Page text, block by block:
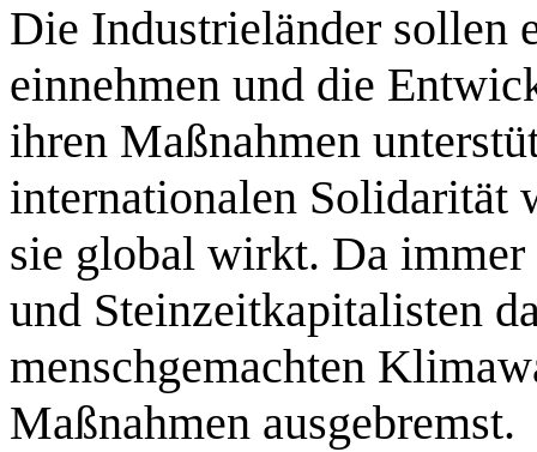
Die Industrieländer sollen
einnehmen und die
ihren Maßnahmen
internationalen Solidarität
sie global wirkt. Da
und Steinzeitkapitalisten
menschgemachten
Maßnahmen ausgebremst.